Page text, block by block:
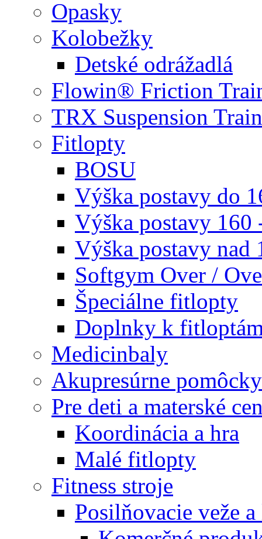
Opasky
Kolobežky
Detské odrážadlá
Flowin® Friction
TRX Suspension
Fitlopty
BOSU
Výška postavy do
Výška postavy 160
Výška postavy nad
Softgym Over /
Špeciálne fitlopty
Doplnky k
Medicinbaly
Akupresúrne pomôcky
Pre deti a materské
Koordinácia a hra
Malé fitlopty
Fitness stroje
Posilňovacie veže